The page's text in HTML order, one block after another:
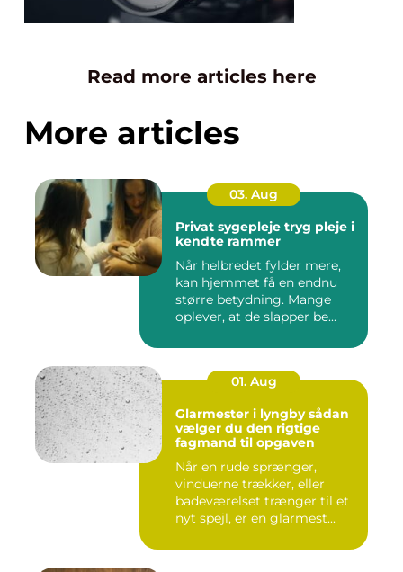
Read more articles here
More articles
03. Aug
Privat sygepleje tryg pleje i
kendte rammer
Når helbredet fylder mere,
kan hjemmet få en endnu
større betydning. Mange
oplever, at de slapper be...
01. Aug
Glarmester i lyngby sådan
vælger du den rigtige
fagmand til opgaven
Når en rude sprænger,
vinduerne trækker, eller
badeværelset trænger til et
nyt spejl, er en glarmest...